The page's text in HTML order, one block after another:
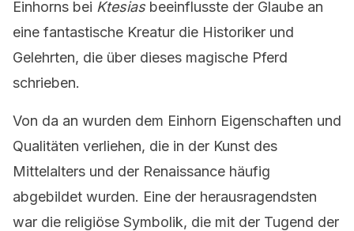
Einhorns bei Ktesiasbeeinflusste der Glaube an
eine fantastische Kreatur die Historiker und
Gelehrten, die über dieses magische Pferd
schrieben.
Von da an wurden dem Einhorn Eigenschaften und
Qualitäten verliehen, die in der Kunst des
Mittelalters und der Renaissance häufig
abgebildet wurden. Eine der herausragendsten
war die religiöse Symbolik, die mit der Tugend der